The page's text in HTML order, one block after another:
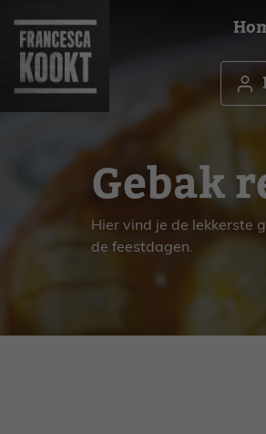
naar
inhoud
Ontbijt
Brunch
Lunch
Hapje
Drankje
Gebak
Hier vind je de lekkerste
de feestdagen.